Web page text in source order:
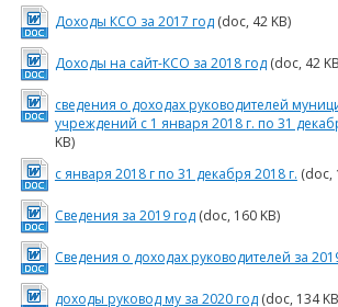
Доходы КСО за 2017 год (doc, 42 KB)
Доходы на сайт-КСО за 2018 год (doc, 42
сведения о доходах руководителей
учреждений с 1 января 2018 г. по 31
KB)
с января 2018 г по 31 декабря 2018 г. (doc,
Сведения за 2019 год (doc, 160 KB)
Сведения о доходах руководителей за
доходы руковод му за 2020 год (doc, 134